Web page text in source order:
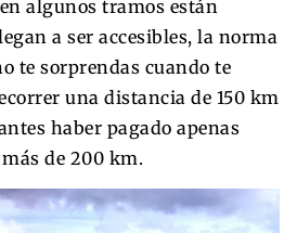
algunos tramos están
a ser accesibles, la norma
te sorprendas cuando te
una distancia de 150 km
haber pagado apenas
de 200 km.